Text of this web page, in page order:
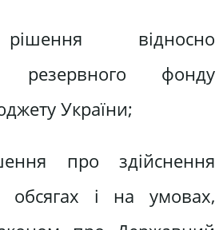
відносно
резервного фонду
України;
про здійснення
обсягах і на умовах,